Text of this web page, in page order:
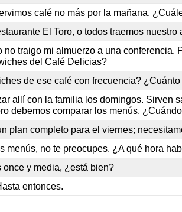
café no más por la mañana.
El Toro, o todos traemos nuestro
no traigo mi almuerzo a una
del Café Delicias?
de ese café con frecuencia?
allí con la familia los domingos. Sirven
debemos comparar los menús.
plan completo para el viernes;
menús, no te preocupes. ¿A qué hora
once y media, ¿está bien?
entonces.